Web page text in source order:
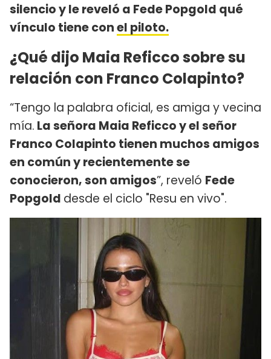
silencio y le reveló a Fede Popgold qué
vínculo tiene conel piloto.
¿Qué dijo Maia Reficco sobre su
relación con Franco Colapinto?
“Tengo la palabra oficial, es amiga y vecina
mía. La señora Maia Reficco y el señor
Franco Colapinto tienen muchos amigos
en común y recientemente se
conocieron, son amigos”, reveló Fede
Popgold desde el ciclo "Resu en vivo".